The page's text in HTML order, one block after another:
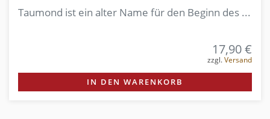
Taumond ist ein alter Name für den Beginn des ...
17,90 €
zzgl.Versand
IN DEN WARENKORB